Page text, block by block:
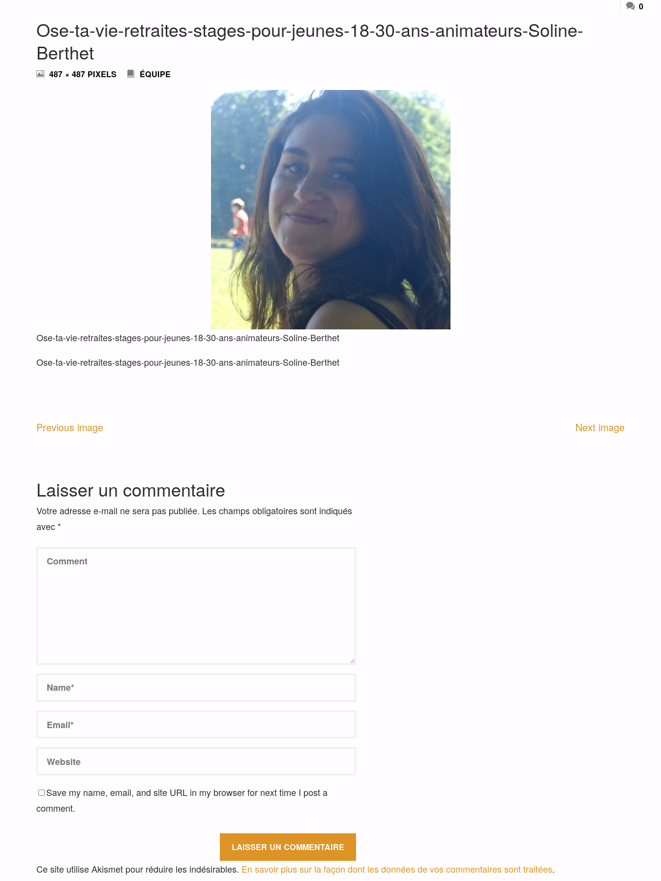
Ose-ta-vie-retraites-stages-pour-jeunes-18-30-ans-animateurs-Soline-
Berthet
0
FULL487 × 487 PIXELS ÉQUIPE
Ose-ta-vie-retraites-stages-pour-jeunes-18-30-ans-animateurs-Soline-Berthet
Ose-ta-vie-retraites-stages-pour-jeunes-18-30-ans-animateurs-Soline-Berthet
Previous image Next image
Laisser un commentaire
Votre adresse e-mail ne sera pas publiée. Les champs obligatoires sont indiqués
avec *
Save my name, email, and site URL in my browser for next time I post a
comment.
Ce site utilise Akismet pour réduire les indésirables. En savoir plus sur la façon dont les données de vos commentaires sont traitées.